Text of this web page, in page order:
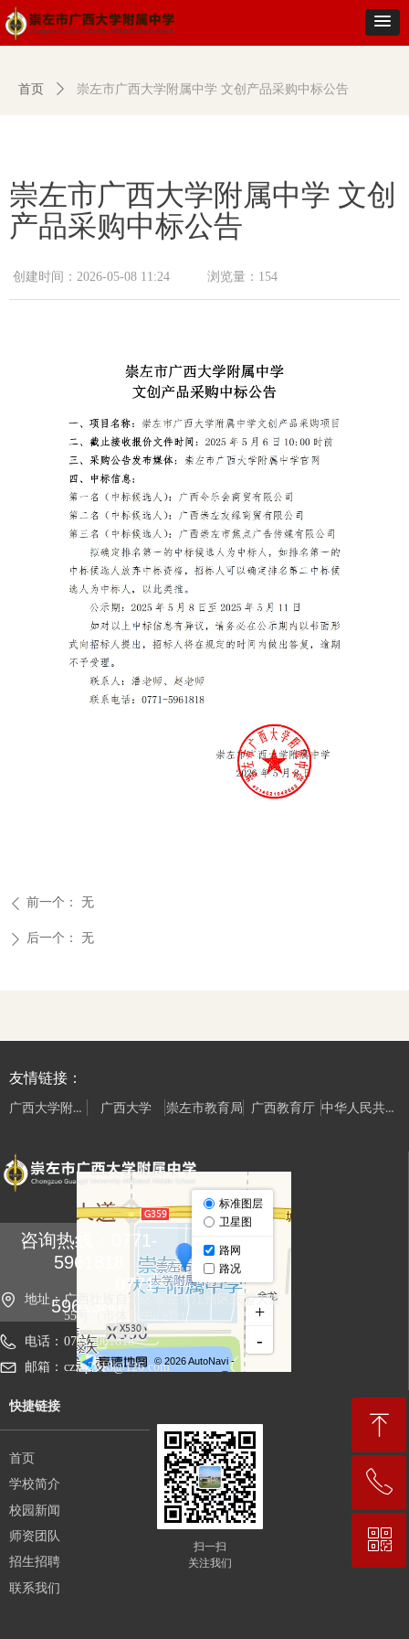
崇左市广西大学附属中学 文创
产品采购中标公告
创建时间： 2026-05-08 11:24 浏览量： 154
ꄴ 前一个： 无
ꄲ 后一个： 无
首页 ꄲ 崇左市广西大学附属中学 文创产品采购中标公告
友情链接：
广西大学附属中学（南宁校区）
广西大学 崇左市教育局 广西教育厅 中华人民共和国教育部
咨询热线：0771-
5961818
0771-
5961360
地址：广西壮族自治区崇左市江州区东盟大道
55号（市体育中心旁）
电话： 07715961818
邮箱： czxq2018@126.com
快捷链接
首页
学校简介
校园新闻
师资团队
招生招聘
联系我们
扫一扫
关注我们
ꁸ
回到顶部
ꂅ
07715961818
ꀥ